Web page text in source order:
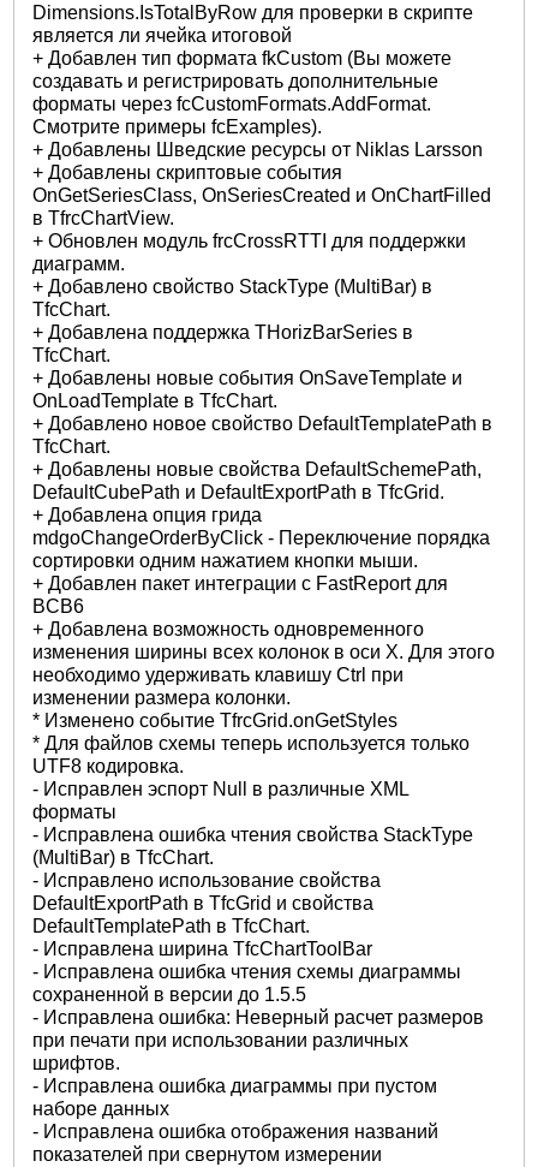
Dimensions.IsTotalByRow для проверки в скрипте
является ли ячейка итоговой
+ Добавлен тип формата fkCustom (Вы можете
создавать и регистрировать дополнительные
форматы через fcCustomFormats.AddFormat.
Смотрите примеры fcExamples).
+ Добавлены Шведские ресурсы от Niklas Larsson
+ Добавлены скриптовые события
OnGetSeriesClass, OnSeriesCreated и OnChartFilled
в TfrcChartView.
+ Обновлен модуль frcCrossRTTI для поддержки
диаграмм.
+ Добавлено свойство StackType (MultiBar) в
TfcChart.
+ Добавлена поддержка THorizBarSeries в
TfcChart.
+ Добавлены новые события OnSaveTemplate и
OnLoadTemplate в TfcChart.
+ Добавлено новое свойство DefaultTemplatePath в
TfcChart.
+ Добавлены новые свойства DefaultSchemePath,
DefaultCubePath и DefaultExportPath в TfcGrid.
+ Добавлена опция грида
mdgoChangeOrderByClick - Переключение порядка
сортировки одним нажатием кнопки мыши.
+ Добавлен пакет интеграции с FastReport для
BCB6
+ Добавлена возможность одновременного
изменения ширины всех колонок в оси X. Для этого
необходимо удерживать клавишу Ctrl при
изменении размера колонки.
* Изменено событие TfrcGrid.onGetStyles
* Для файлов схемы теперь используется только
UTF8 кодировка.
- Исправлен эспорт Null в различные XML
форматы
- Исправлена ошибка чтения свойства StackType
(MultiBar) в TfcChart.
- Исправлено использование свойства
DefaultExportPath в TfcGrid и свойства
DefaultTemplatePath в TfcChart.
- Исправлена ширина TfcChartToolBar
- Исправлена ошибка чтения схемы диаграммы
сохраненной в версии до 1.5.5
- Исправлена ошибка: Неверный расчет размеров
при печати при использовании различных
шрифтов.
- Исправлена ошибка диаграммы при пустом
наборе данных
- Исправлена ошибка отображения названий
показателей при свернутом измерении